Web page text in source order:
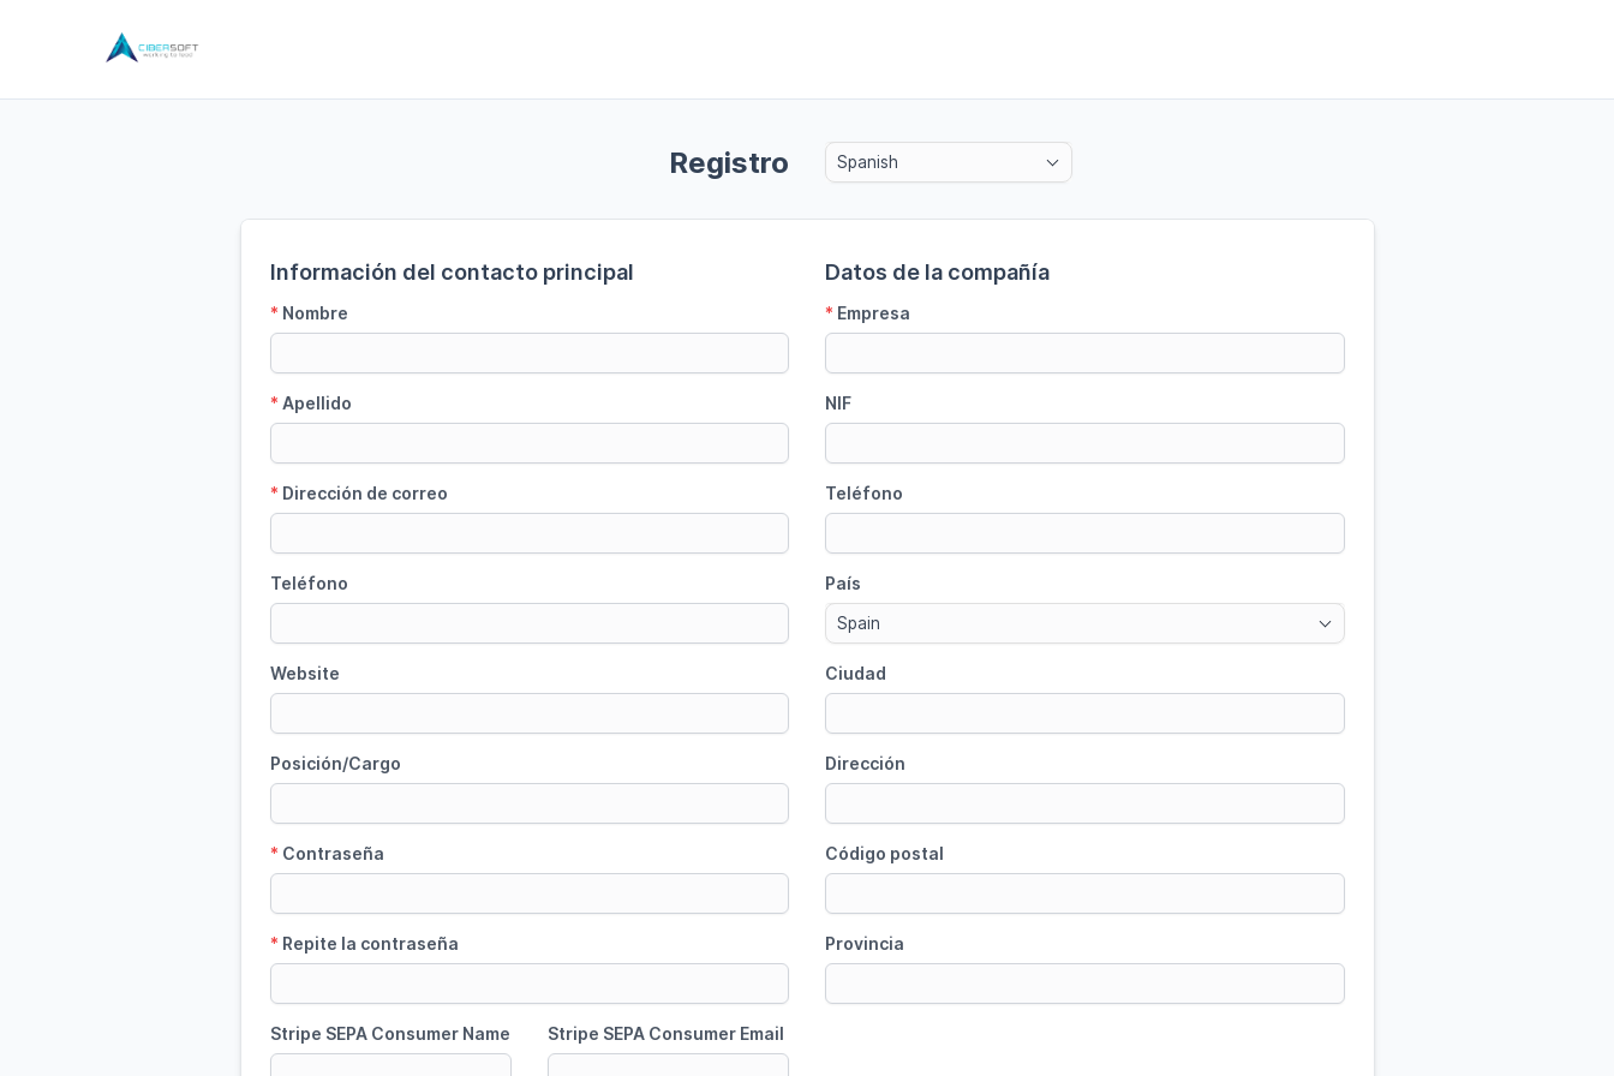
Registro Spanish
Información del contacto principal
* Nombre
* Apellido
* Dirección de correo
Teléfono
Website
Posición/Cargo
* Contraseña
* Repite la contraseña
Stripe SEPA Consumer Name Stripe SEPA Consumer Email
Datos de la compañía
* Empresa
NIF
Teléfono
País
Spain
Ciudad
Dirección
Código postal
Provincia